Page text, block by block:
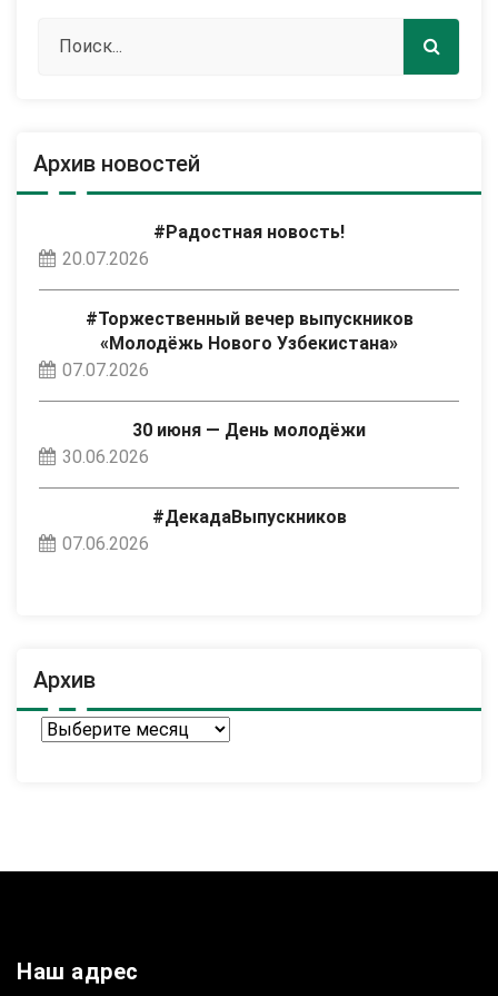
Архив новостей
#Радостная новость!
20.07.2026
#Торжественный вечер выпускников
«Молодёжь Нового Узбекистана»
07.07.2026
30 июня — День молодёжи
30.06.2026
#ДекадаВыпускников
07.06.2026
Архив
Архив
Наш адрес